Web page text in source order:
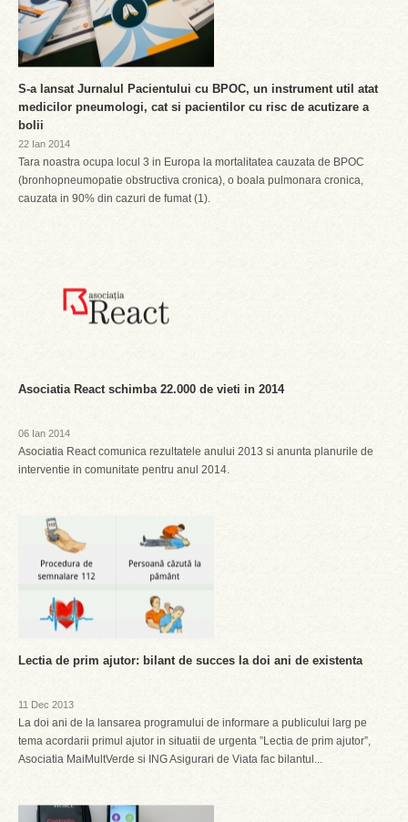
S-a lansat Jurnalul Pacientului cu BPOC, un instrument util atat
medicilor pneumologi, cat si pacientilor cu risc de acutizare a
bolii
22 Ian 2014
Tara noastra ocupa locul 3 in Europa la mortalitatea cauzata de BPOC
(bronhopneumopatie obstructiva cronica), o boala pulmonara cronica,
cauzata in 90% din cazuri de fumat (1).
Asociatia React schimba 22.000 de vieti in 2014
06 Ian 2014
Asociatia React comunica rezultatele anului 2013 si anunta planurile de
interventie in comunitate pentru anul 2014.
Lectia de prim ajutor: bilant de succes la doi ani de existenta
11 Dec 2013
La doi ani de la lansarea programului de informare a publicului larg pe
tema acordarii primul ajutor in situatii de urgenta ”Lectia de prim ajutor”,
Asociatia MaiMultVerde si ING Asigurari de Viata fac bilantul...